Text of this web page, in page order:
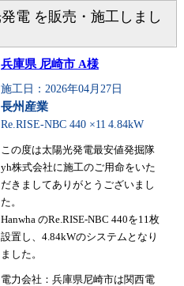
電 を販売・施工しまし
兵庫県 尼崎市 A様
施工日：2026年04月27日
長州産業
Re.RISE-NBC 440 ×11 4.84kW
この度は太陽光発電最安値発掘隊
yh株式会社に施工のご用命をいた
だきましてありがとうございまし
た。
Hanwha のRe.RISE-NBC 440を11枚
設置し、4.84kWのシステムとなり
ました。
電力会社：兵庫県尼崎市は関西電